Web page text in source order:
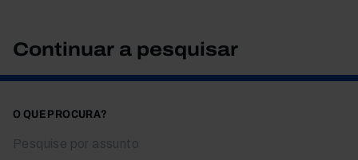
Continuar a pesquisar
O QUE PROCURA?